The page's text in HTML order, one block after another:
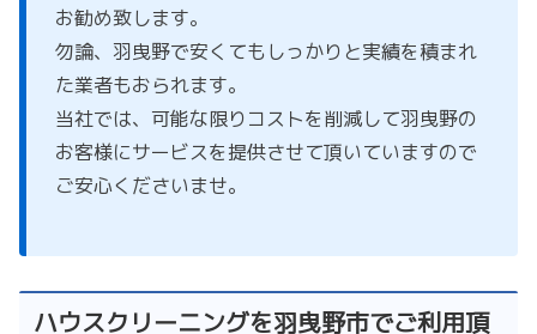
お勧め致します。
勿論、羽曳野で安くてもしっかりと実績を積まれ
た業者もおられます。
当社では、可能な限りコストを削減して羽曳野の
お客様にサービスを提供させて頂いていますので
ご安心くださいませ。
ハウスクリーニングを羽曳野市でご利用頂